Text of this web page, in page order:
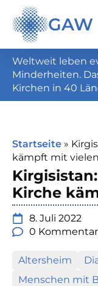
GAW
Weltweit leben
Minderheiten.
Kirchen in 40
Startseite »
kämpft mit
Kirche
8. Juli 2022
0
Altersheim
Menschen mit